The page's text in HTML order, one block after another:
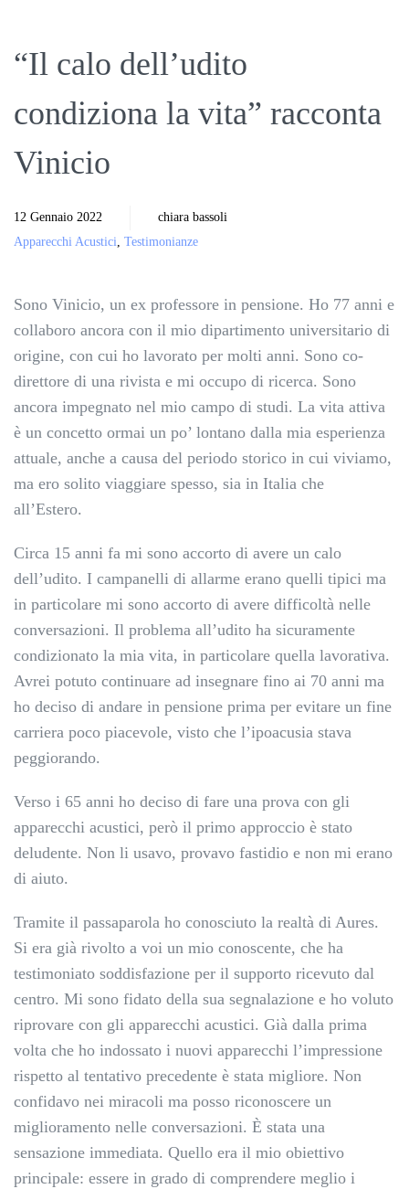
“Il calo dell’udito
condiziona la vita” racconta
Vinicio
12 Gennaio 2022
chiara bassoli
Apparecchi Acustici, Testimonianze
Sono Vinicio, un ex professore in pensione. Ho 77 anni e
collaboro ancora con il mio dipartimento universitario di
origine, con cui ho lavorato per molti anni. Sono co-
direttore di una rivista e mi occupo di ricerca. Sono
ancora impegnato nel mio campo di studi. La vita attiva
è un concetto ormai un po’ lontano dalla mia esperienza
attuale, anche a causa del periodo storico in cui viviamo,
ma ero solito viaggiare spesso, sia in Italia che
all’Estero.
Circa 15 anni fa mi sono accorto di avere un calo
dell’udito. I campanelli di allarme erano quelli tipici ma
in particolare mi sono accorto di avere difficoltà nelle
conversazioni. Il problema all’udito ha sicuramente
condizionato la mia vita, in particolare quella lavorativa.
Avrei potuto continuare ad insegnare fino ai 70 anni ma
ho deciso di andare in pensione prima per evitare un fine
carriera poco piacevole, visto che l’ipoacusia stava
peggiorando.
Verso i 65 anni ho deciso di fare una prova con gli
apparecchi acustici, però il primo approccio è stato
deludente. Non li usavo, provavo fastidio e non mi erano
di aiuto.
Tramite il passaparola ho conosciuto la realtà di Aures.
Si era già rivolto a voi un mio conoscente, che ha
testimoniato soddisfazione per il supporto ricevuto dal
centro. Mi sono fidato della sua segnalazione e ho voluto
riprovare con gli apparecchi acustici. Già dalla prima
volta che ho indossato i nuovi apparecchi l’impressione
rispetto al tentativo precedente è stata migliore. Non
confidavo nei miracoli ma posso riconoscere un
miglioramento nelle conversazioni. È stata una
sensazione immediata. Quello era il mio obiettivo
principale: essere in grado di comprendere meglio i